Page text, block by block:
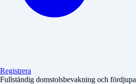
Registrera
Fullständig domstolsbevakning och